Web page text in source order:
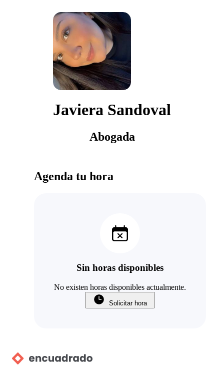
Javiera Sandoval
Abogada
Agenda tu hora
Sin horas disponibles
No existen horas disponibles actualmente.
Solicitar hora